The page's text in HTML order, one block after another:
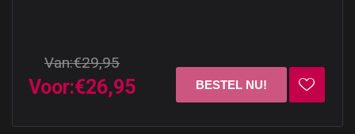
Van:€29,95
Voor:€26,95